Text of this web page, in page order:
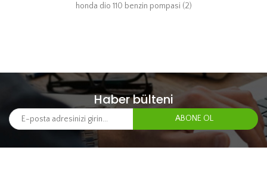
honda dio 110 benzin pompasi (2)
Haber bülteni